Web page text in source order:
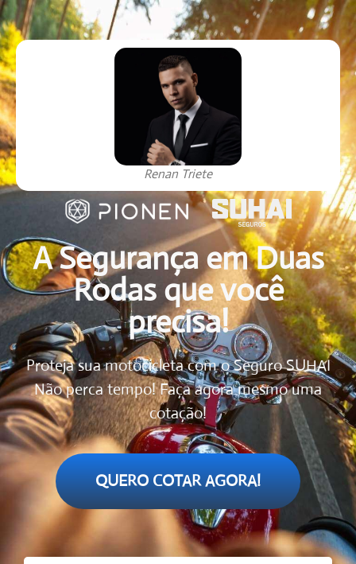
A Segurança em Duas
Rodas que você
precisa!
Proteja sua motocicleta com o Seguro SUHAI
Não perca tempo! Faça agora mesmo uma
cotação!
QUERO COTAR AGORA!
Renan Triete